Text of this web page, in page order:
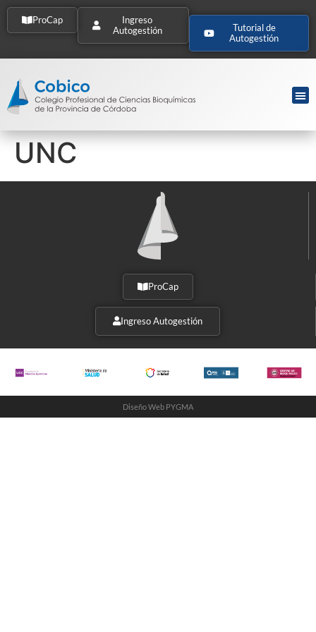
ProCap
Ingreso
Autogestión
Tutorial de
Autogestión
UNC
ProCap
Ingreso Autogestión
Diseño Web PYGMA